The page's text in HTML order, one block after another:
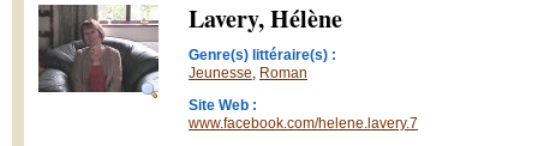
Lavery, Hélène
Genre(s) littéraire(s) :
Jeunesse, Roman
Site Web :
www.facebook.com/helene.lavery.7